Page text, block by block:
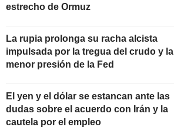
estrecho de Ormuz
La rupia prolonga su racha alcista
impulsada por la tregua del crudo y la
menor presión de la Fed
El yen y el dólar se estancan ante las
dudas sobre el acuerdo con Irán y la
cautela por el empleo